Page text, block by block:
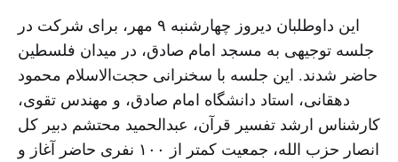
این داوطلبان دیروز چهارشنبه ۹ مهر، برای شرکت در
جلسه توجیهی به مسجد امام صادق، در میدان فلسطین
حاضر شدند. این جلسه با سخنرانی حجت‌الاسلام محمود
دهقانی، استاد دانشگاه امام صادق، و مهندس تقوی،
کارشناس ارشد تفسیر قرآن، عبدالحمید محتشم دبیر کل
انصار حزب الله، جمعیت کمتر از ۱۰۰ نفری حاضر آغاز و